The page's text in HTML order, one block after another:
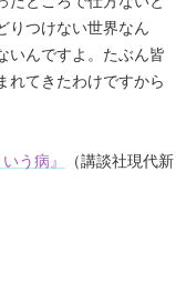
りつけない世界なん
いんですよ。たぶん皆
れてきたわけですから
う病』（講談社現代新